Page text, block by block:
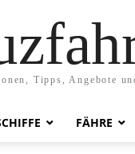
Tipps, Angebote
FÄHRE